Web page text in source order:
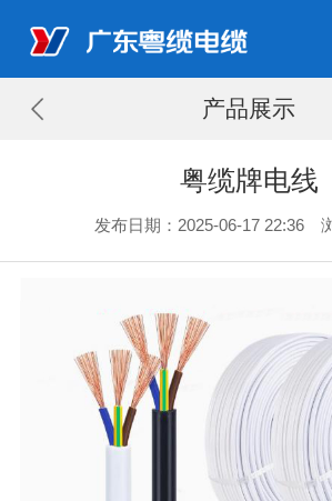
产品展示
粤缆牌电线
发布日期：2025-06-17 22:36